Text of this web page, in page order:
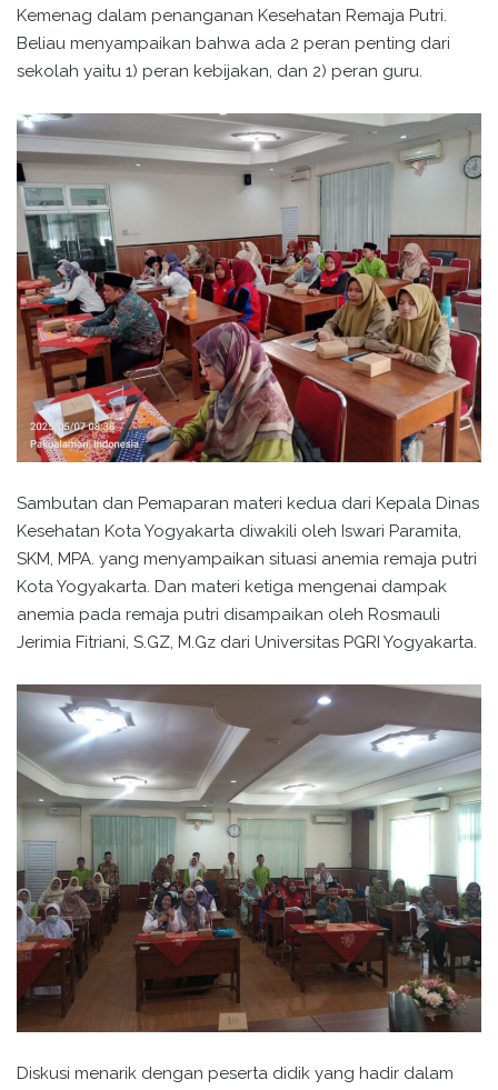
Kemenag dalam penanganan Kesehatan Remaja Putri.
Beliau menyampaikan bahwa ada 2 peran penting dari
sekolah yaitu 1) peran kebijakan, dan 2) peran guru.
Sambutan dan Pemaparan materi kedua dari Kepala Dinas
Kesehatan Kota Yogyakarta diwakili oleh Iswari Paramita,
SKM, MPA. yang menyampaikan situasi anemia remaja putri
Kota Yogyakarta. Dan materi ketiga mengenai dampak
anemia pada remaja putri disampaikan oleh Rosmauli
Jerimia Fitriani, S.GZ, M.Gz dari Universitas PGRI Yogyakarta.
Diskusi menarik dengan peserta didik yang hadir dalam